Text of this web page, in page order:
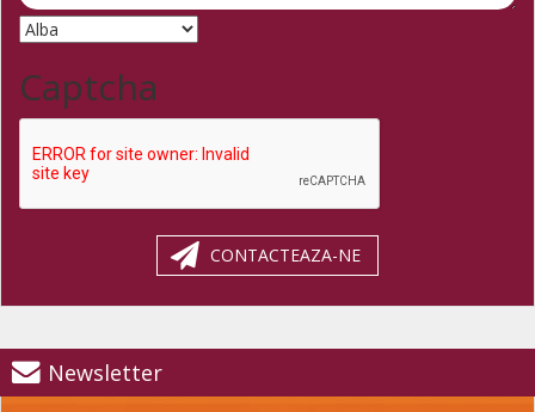
Captcha
CONTACTEAZA-NE
Newsletter